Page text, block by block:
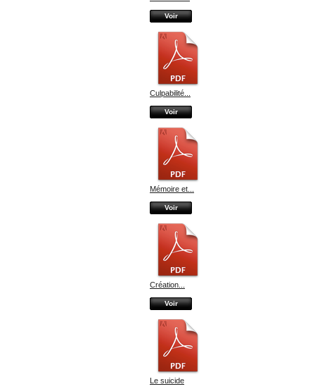
Voir
Culpabilité...
Voir
Mémoire et...
Voir
Création...
Voir
Le suicide